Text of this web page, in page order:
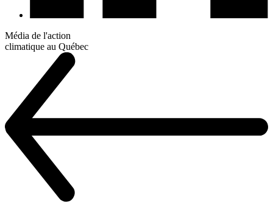
Média de l'action
climatique au Québec